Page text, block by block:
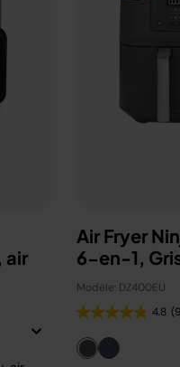
air
Air Fryer
6-en-1,
Modèle: DZ400EU
4.8